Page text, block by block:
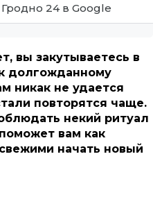
24 в Google
вы закутываетесь в
долгожданному
никак не удается
повторятся чаще.
некий ритуал
вам как
начать новый